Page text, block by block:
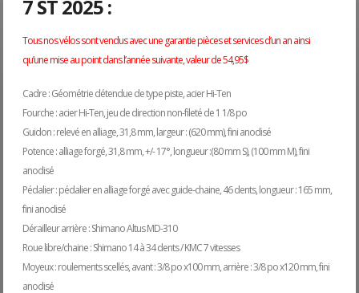
7 ST 2025 :
Tous nos vélos sont vendus avec une garantie pièces et services d’un an ainsi
qu’une mise au point dans l’année suivante, valeur de 54,95$
Cadre : Géométrie détendue de type piste, acier Hi-Ten
Fourche : acier Hi-Ten, jeu de direction non-fileté de 1 1/8 po
Guidon : relevé en alliage, 31,8 mm, largeur : (620 mm), fini anodisé
Potence : alliage forgé, 31,8 mm, +/- 17°, longueur :(80 mm S), (100 mm M), fini
anodisé
Pédalier : pédalier en alliage forgé avec guide-chaine, 46 dents, longueur : 165 mm,
fini anodisé
Dérailleur arrière : Shimano Altus MD-310
Roue libre/chaine : Shimano 14 à 34 dents / KMC 7 vitesses
Moyeux : roulements scellés, avant : 3/8 po x100 mm, arrière : 3/8 po x120 mm, fini
anodisé